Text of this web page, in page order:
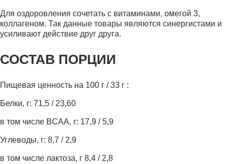
Для оздоровления сочетать с витаминами, омегой 3,
коллагеном. Так данные товары являются синергистами и
усиливают действие друг друга.
СОСТАВ ПОРЦИИ
Пищевая ценность на 100 г / 33 г :
Белки, г: 71,5 / 23,60
в том числе BCAA, г: 17,9 / 5,9
Углеводы, г: 8,7 / 2,9
в том числе лактоза, г 8,4 / 2,8